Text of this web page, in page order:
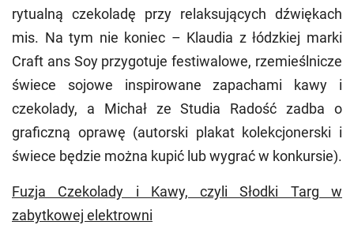
rytualną czekoladę przy relaksujących dźwiękach
mis. Na tym nie koniec – Klaudia z łódzkiej marki
Craft ans Soy przygotuje festiwalowe, rzemieślnicze
świece sojowe inspirowane zapachami kawy i
czekolady, a Michał ze Studia Radość zadba o
graficzną oprawę (autorski plakat kolekcjonerski i
świece będzie można kupić lub wygrać w konkursie).
Fuzja Czekolady i Kawy, czyli Słodki Targ w
zabytkowej elektrowni